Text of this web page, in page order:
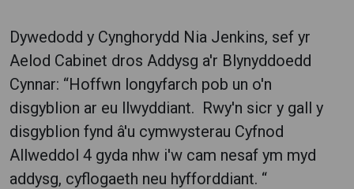
Dywedodd y Cynghorydd Nia Jenkins, sef yr
Aelod Cabinet dros Addysg a'r Blynyddoedd
Cynnar: “Hoffwn longyfarch pob un o'n
disgyblion ar eu llwyddiant. Rwy'n sicr y gall y
disgyblion fynd â'u cymwysterau Cyfnod
Allweddol 4 gyda nhw i'w cam nesaf ym myd
addysg, cyflogaeth neu hyfforddiant. “